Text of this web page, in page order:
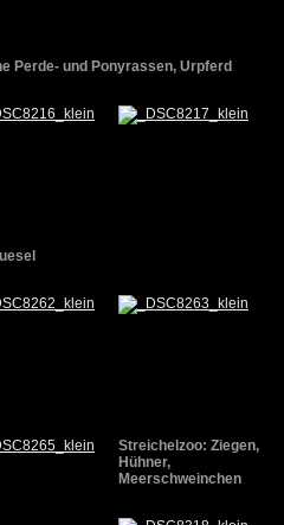
Perde- und Ponyrassen, Urpferd
Streichelzoo: Ziegen,
Hühner,
Meerschweinchen